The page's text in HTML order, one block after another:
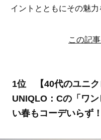
イントとともにその魅力
この記
1位 【40代のユニク
UNIQLO：Cの「ワ
い春もコーデいらず